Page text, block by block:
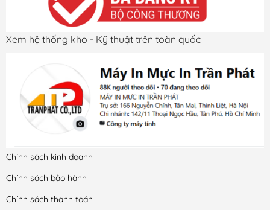
Xem hệ thống kho - Kỹ thuật trên toàn quốc
Chính sách kinh doanh
Chính sách bảo hành
Chính sách thanh toán